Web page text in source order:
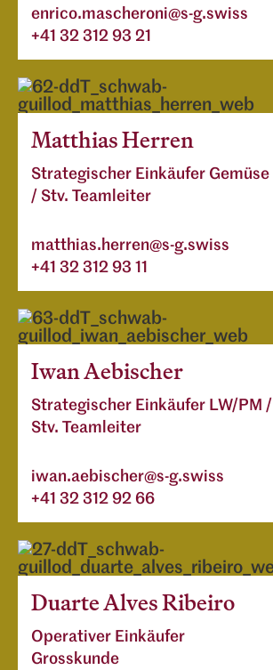
enrico.mascheroni@s-g.swiss
+41 32 312 93 21
Matthias Herren
Strategischer Einkäufer Gemüse
/ Stv. Teamleiter
matthias.herren@s-g.swiss
+41 32 312 93 11
Iwan Aebischer
Strategischer Einkäufer LW/PM /
Stv. Teamleiter
iwan.aebischer@s-g.swiss
+41 32 312 92 66
Duarte Alves Ribeiro
Operativer Einkäufer
Grosskunde